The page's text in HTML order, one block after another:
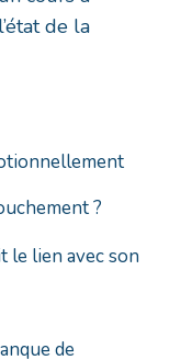
de la
?
le lien avec son
de